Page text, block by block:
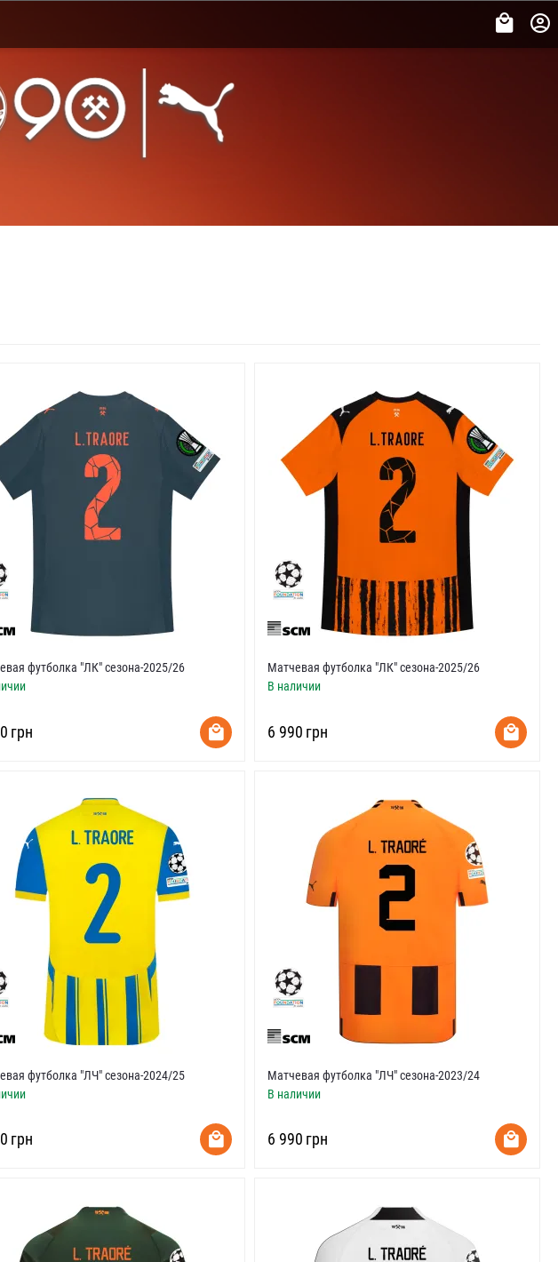
футболка "ЛК" сезона-2025/26
грн
Матчевая футболка "ЛК" сезона-2025/26
В наличии
‍6 990‍ грн
футболка "ЛЧ" сезона-2024/25
грн
Матчевая футболка "ЛЧ" сезона-2023/24
В наличии
‍6 990‍ грн